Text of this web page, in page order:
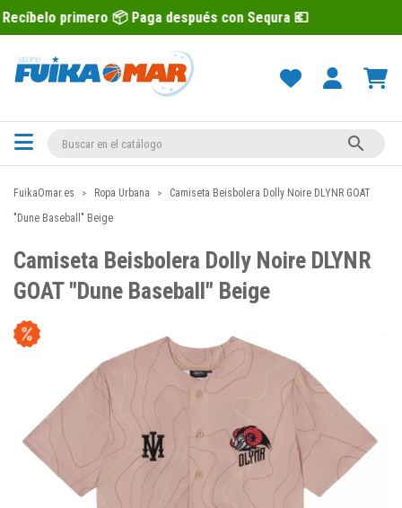
📦 Paga después con Sequra 💶

FuikaOmar.es Ropa Urbana
Camiseta Beisbolera Dolly Noire DLYNR GOAT
"Dune Baseball" Beige
Camiseta Beisbolera Dolly Noire DLYNR
GOAT "Dune Baseball" Beige